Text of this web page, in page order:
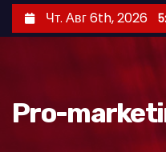
е
Чт. Авг 6th, 2026
Pro-